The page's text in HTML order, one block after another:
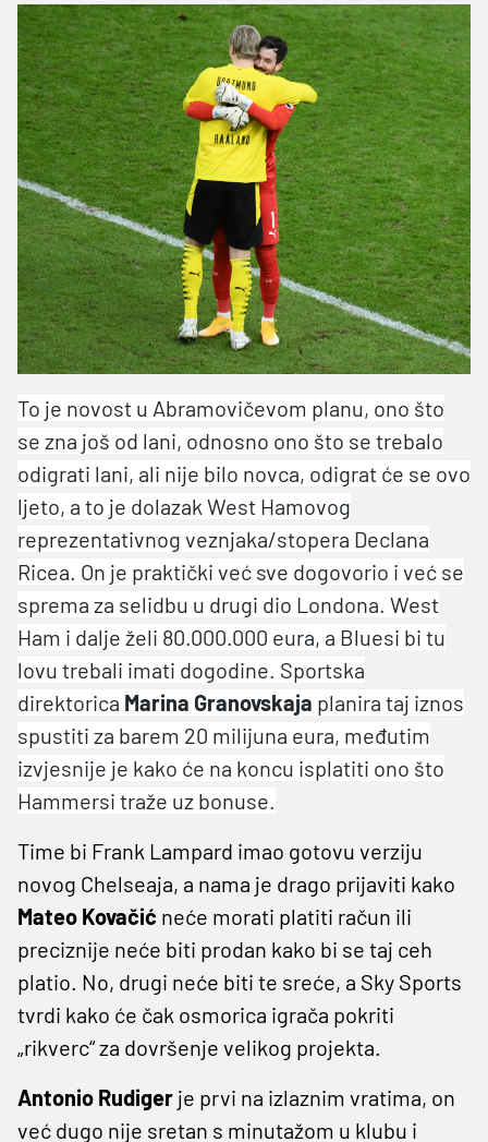
To je novost u Abramovičevom planu, ono što
se zna još od lani, odnosno ono što se trebalo
odigrati lani, ali nije bilo novca, odigrat će se ovo
ljeto, a to je dolazak West Hamovog
reprezentativnog veznjaka/stopera Declana
Ricea. On je praktički već sve dogovorio i već se
sprema za selidbu u drugi dio Londona. West
Ham i dalje želi 80.000.000 eura, a Bluesi bi tu
lovu trebali imati dogodine. Sportska
direktorica Marina Granovskaja planira taj iznos
spustiti za barem 20 milijuna eura, međutim
izvjesnije je kako će na koncu isplatiti ono što
Hammersi traže uz bonuse.
Time bi Frank Lampard imao gotovu verziju
novog Chelseaja, a nama je drago prijaviti kako
Mateo Kovačić neće morati platiti račun ili
preciznije neće biti prodan kako bi se taj ceh
platio. No, drugi neće biti te sreće, a Sky Sports
tvrdi kako će čak osmorica igrača pokriti
„rikverc“ za dovršenje velikog projekta.
Antonio Rudiger je prvi na izlaznim vratima, on
već dugo nije sretan s minutažom u klubu i